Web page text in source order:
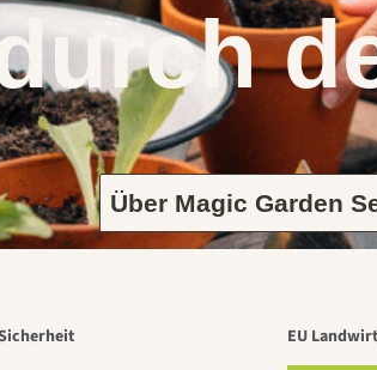
Über Magic Garden
EU